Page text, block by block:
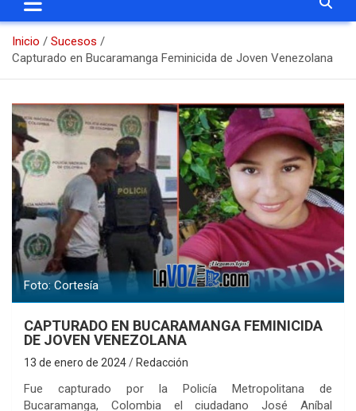
Inicio
Sucesos
Capturado en Bucaramanga Feminicida de Joven Venezolana
Foto: Cortesía
CAPTURADO EN BUCARAMANGA FEMINICIDA
DE JOVEN VENEZOLANA
13 de enero de 2024 Redacción
Fue capturado por la Policía Metropolitana de
Bucaramanga, Colombia el ciudadano José Aníbal